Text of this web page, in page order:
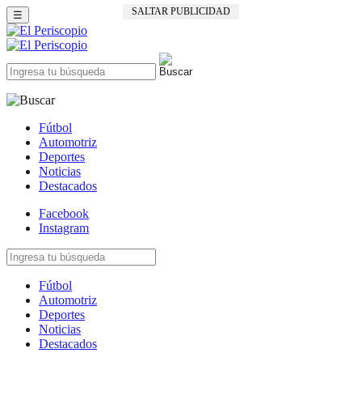
SALTAR PUBLICIDAD
☰
Fútbol
Automotriz
Deportes
Noticias
Destacados
Facebook
Instagram
Fútbol
Automotriz
Deportes
Noticias
Destacados